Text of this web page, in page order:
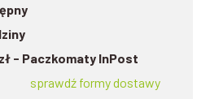
- Paczkomaty InPost
sprawdź formy dostawy